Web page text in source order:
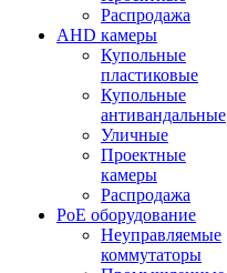
Распродажа
AHD камеры
Купольные
пластиковые
Купольные
антивандальные
Уличные
Проектные
камеры
Распродажа
PoE оборудование
Неуправляемые
коммутаторы